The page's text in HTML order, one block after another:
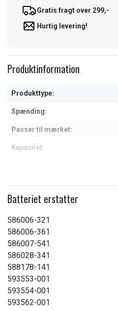
Gratis fragt over 299,-
Hurtig levering!
Produktinformation
Produkttype:
Spænding:
Passer til mærket:
Kapacitet:
Batteriet erstatter
586006-321
586006-361
586007-541
586028-341
588178-141
593553-001
593554-001
593562-001